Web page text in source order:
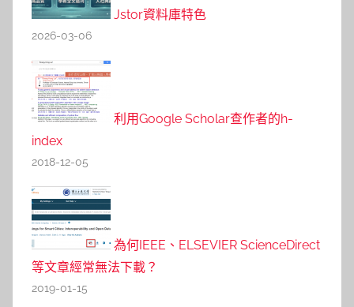
Jstor資料庫特色
2026-03-06
利用Google Scholar查作者的h-
index
2018-12-05
為何IEEE、ELSEVIER ScienceDirect
等文章經常無法下載？
2019-01-15